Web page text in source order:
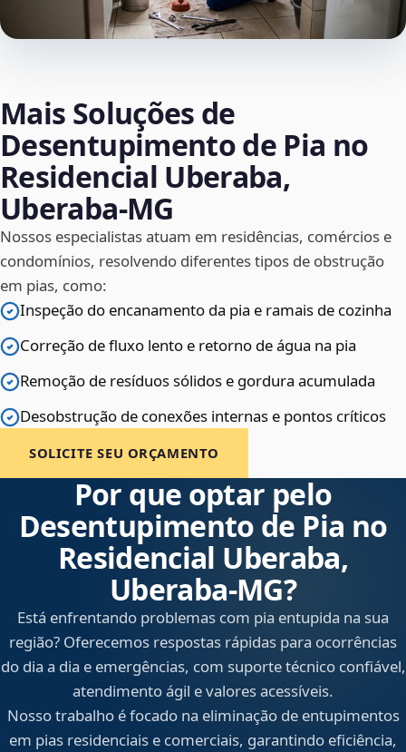
Mais Soluções de
Desentupimento de Pia no
Residencial Uberaba,
Uberaba‑MG
Nossos especialistas atuam em residências, comércios e
condomínios, resolvendo diferentes tipos de obstrução
em pias, como:
Inspeção do encanamento da pia e ramais de cozinha
Correção de fluxo lento e retorno de água na pia
Remoção de resíduos sólidos e gordura acumulada
Desobstrução de conexões internas e pontos críticos
SOLICITE SEU ORÇAMENTO
Por que optar pelo
Desentupimento de Pia no
Residencial Uberaba,
Uberaba‑MG?
Está enfrentando problemas com pia entupida na sua
região? Oferecemos respostas rápidas para ocorrências
do dia a dia e emergências, com suporte técnico confiável,
atendimento ágil e valores acessíveis.
Nosso trabalho é focado na eliminação de entupimentos
em pias residenciais e comerciais, garantindo eficiência,